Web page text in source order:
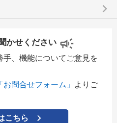
keyboard_arrow_right
かせください
、機能についてご意見を
「お問合せフォーム」
よりご
こちら